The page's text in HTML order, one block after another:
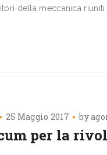
della meccanica
25 Maggio 2017 by
per la